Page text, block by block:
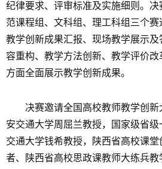
纪律要求、评审标准及实施细则。
范课程组、文科组、理工科组三个
教学创新成果汇报、现场教学展示
容重构、教学方法创新、教学评价
方面全面展示教学创新成果。
决赛邀请全国高校教师教学创
安交通大学周屈兰教授，国家级省
交通大学钱希教授，陕西省高校课
者、陕西省高校思政课教师大练兵